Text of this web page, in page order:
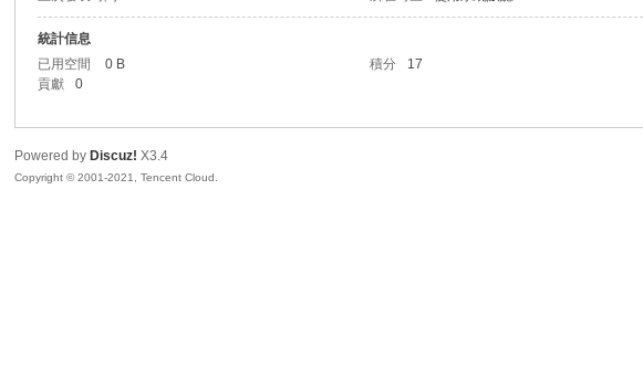
uz!
統計信息
已用空間
0 B 積分 17
貢獻
0
Powered by Discuz! X3.4
Copyright © 2001-2021, Tencent Cloud.